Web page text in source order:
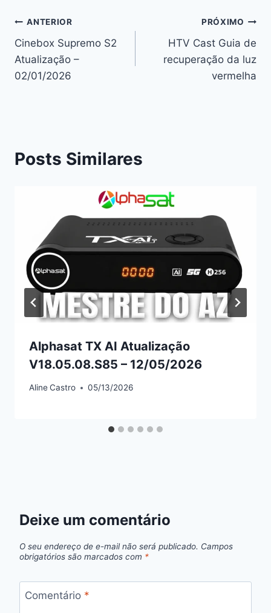
Navegação
de
Post
ANTERIOR
Cinebox Supremo S2
Atualização –
02/01/2026
PRÓXIMO
HTV Cast Guia de
recuperação da luz
vermelha
Posts Similares
Alphasat TX AI Atualização
V18.05.08.S85 – 12/05/2026
AlineCastro 05/13/2026
Deixe um comentário
O seu endereço de e-mail não será publicado. Campos
obrigatórios são marcados com *
Comentário *